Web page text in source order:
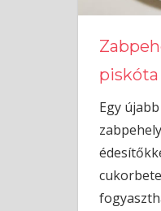
piskóta
Egy